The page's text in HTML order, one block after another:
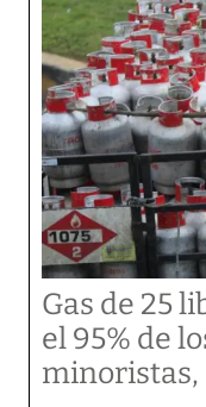
Gas de 25
el 95% de
minoristas,